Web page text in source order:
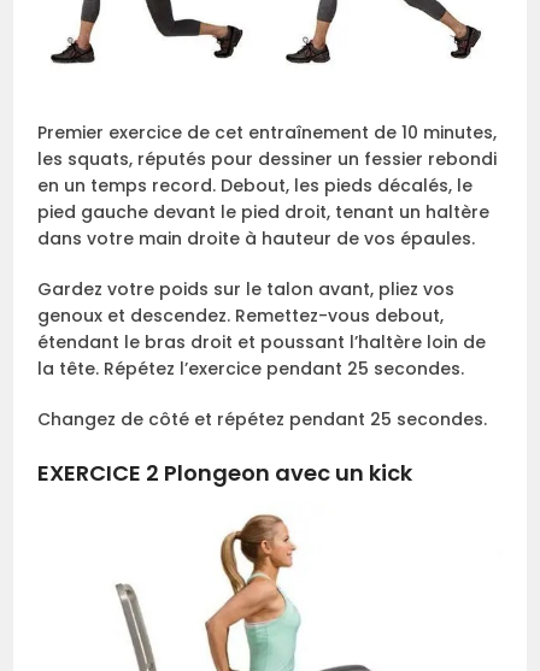
Premier exercice de cet entraînement de 10 minutes,
les squats, réputés pour dessiner un fessier rebondi
en un temps record. Debout, les pieds décalés, le
pied gauche devant le pied droit, tenant un haltère
dans votre main droite à hauteur de vos épaules.
Gardez votre poids sur le talon avant, pliez vos
genoux et descendez. Remettez-vous debout,
étendant le bras droit et poussant l’haltère loin de
la tête. Répétez l’exercice pendant 25 secondes.
Changez de côté et répétez pendant 25 secondes.
EXERCICE 2 Plongeon avec un kick